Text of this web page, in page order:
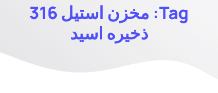
Tag: مخزن استیل 316
ذخیره اسید